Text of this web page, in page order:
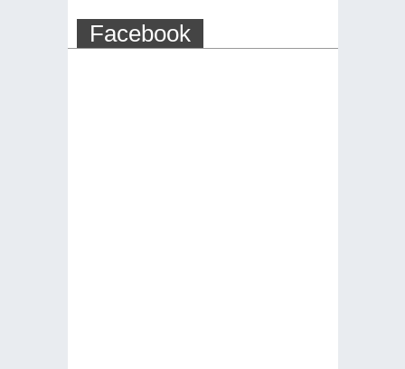
Facebook